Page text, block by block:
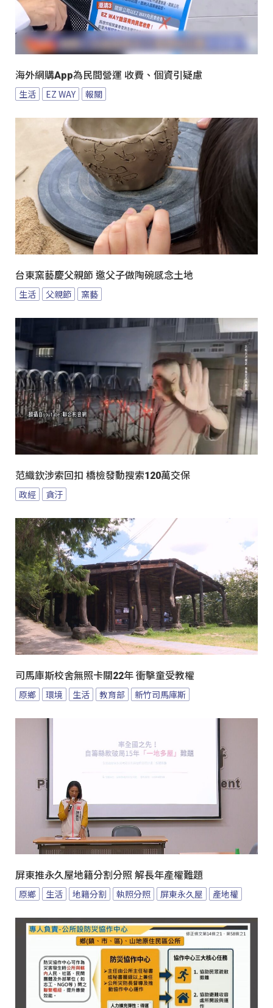
海外網購App為民間營運 收費、個資引疑慮
生活 EZ WAY 報關
台東窯藝慶父親節 邀父子做陶碗感念土地
生活 父親節 窯藝
范織欽涉索回扣 橋檢發動搜索120萬交保
政經 貪汙
司馬庫斯校舍無照卡關22年 衝擊童受教權
原鄉 環境 生活 教育部 新竹司馬庫斯
屏東推永久屋地籍分割分照 解長年產權難題
原鄉 生活 地籍分割 執照分照 屏東永久屋 產地權